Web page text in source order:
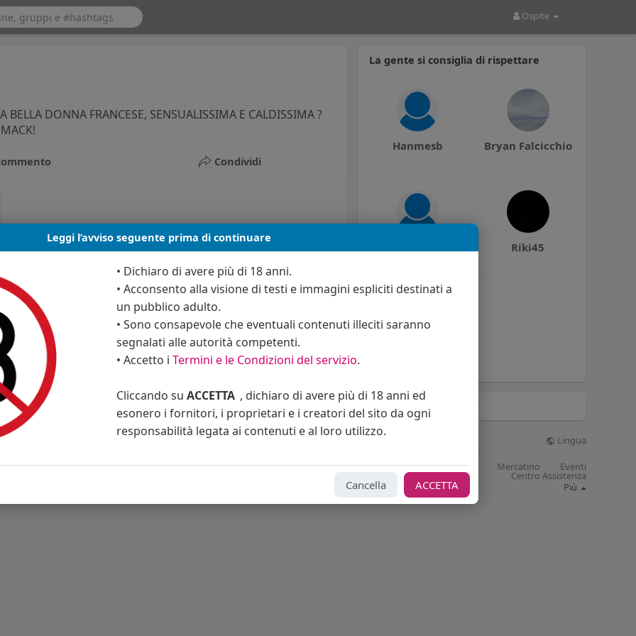
Ospite
DONNA FRANCESE, SENSUALISSIMA E CALDISSIMA ?
Condividi
La gente si consiglia di rispettare
Hanmesb Bryan Falcicchio
Riki45
Hashtag di tendenza!
Lingua
Cos'è BakecaSocial Blog Mercatino Eventi
Supporto
Centro Assistenza
Sviluppatori
Più
Leggi l’avviso seguente prima di continuare
• Dichiaro di avere più di 18 anni.
• Acconsento alla visione di testi e immagini espliciti destinati a
un pubblico adulto.
• Sono consapevole che eventuali contenuti illeciti saranno
segnalati alle autorità competenti.
• Accetto i Termini e le Condizioni del servizio.
Cliccando su ACCETTA , dichiaro di avere più di 18 anni ed
esonero i fornitori, i proprietari e i creatori del sito da ogni
responsabilità legata ai contenuti e al loro utilizzo.
Cancella ACCETTA